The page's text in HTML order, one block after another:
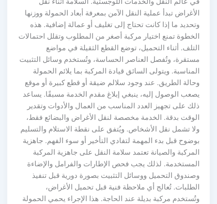
الأغراض تبدأ عملية النقل الآمن بمعرفة أبعاد الحمولة ووزنها
وتحديد ما إذا كانت تحتاج إلى تغليف أو عمالة إضافية. هذه
الخطوة تمنع اختيار مركبة أصغر من المطلوب وتقلل احتمالات
التلف. أثناء التحميل، توضع القطع الثقيلة في مواضع
مستقرة، وتُفصل العناصر الحساسة، وتُستخدم وسائل التثبيت
المناسبة. ويتولى السائق قيادة المركبة بما يلائم الحمولة
وحالة الطريق. عند وجود سلالم ضيقة أو قطع كبيرة أو موقع
يصعب الوصول إليه، ينبغي إبلاغ مقدم الخدمة مسبقًا. يساعد
ذلك على تجهيز العدد المناسب من العمال والأدوات وتقدير
الوقت بدقة. الخدمة مخصصة لنقل الأغراض والبضائع فقط،
ولا تشمل نقل الأشخاص. ويُتفق على نقطة الاستلام والتسليم
بوضوح قبل بدء المهمة لتفادي التأخير أو سوء الفهم. جاهزية
المركبة والصيانة تعتمد سلامة النقل على جاهزية المركبة
المستخدمة. لذلك يجب فحص الإطارات والفرامل والإضاءة
وصندوق التحميل ووسائل التثبيت بصورة دورية قبل تنفيذ
الطلبات. تُعالج أي ملاحظة فنية قبل تحميل الأغراض،
وتُستخدم مركبة بديلة عند الحاجة. هذا الإجراء يحمي الحمولة